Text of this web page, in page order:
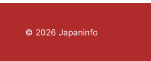
© 2026 Japaninfo